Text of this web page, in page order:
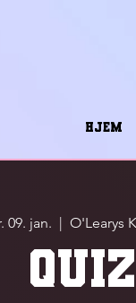
HJEM
09. jan.
  |
O'Learys
QUIZ